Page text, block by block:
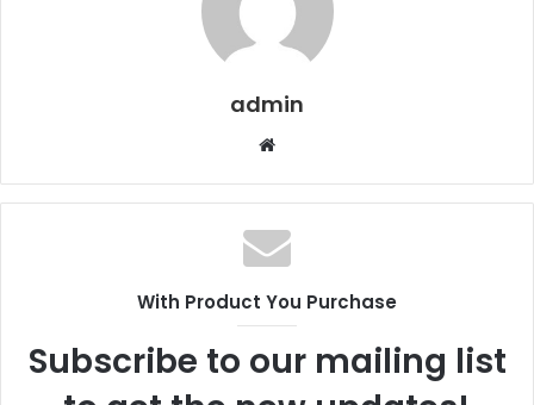
admin
Web
With Product You Purchase
Subscribe to our mailing list